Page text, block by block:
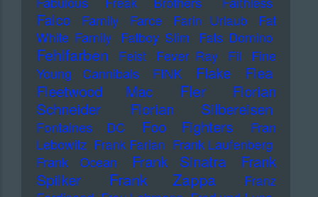
Falco Family Farce Farin Urlaub
Fat
White Family Fatboy Slim Fats Domino
Fehlfarben Feist Fever Ray Fil
Fine
Young Cannibals
FINK Flake
Flea
Fleetwood Mac
Fler
Florian
Schneider
Florian Silbereisen
Fontaines DC Foo Fighters
Fran
Lebowitz Frank Farian Frank Laufenberg
Frank Ocean
Frank Sinatra
Frank
Spilker
Frank Zappa
Franz